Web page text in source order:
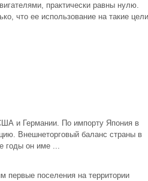
практически равны нулю.
что ее использование на такие
и Германии. По импорту Япония в
Внешнеторговый баланс страны в
годы он име ...
первые поселения на территории